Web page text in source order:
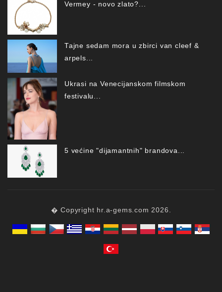
Vermey - novo zlato?...
Tajne sedam mora u zbirci van cleef &
arpels...
Ukrasi na Venecijanskom filmskom
festivalu...
5 većine "dijamantnih" brandova...
� Copyright hr.a-gems.com 2026.